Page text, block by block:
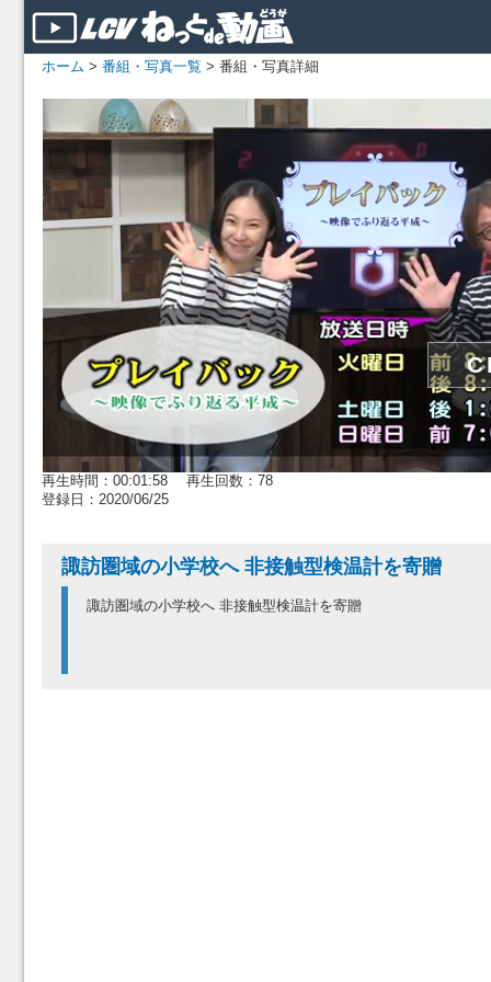
ホーム > 番組・写真一覧 > 番組・写真詳細
再生時間：00:01:58 再生回数：78
登録日：2020/06/25
諏訪圏域の小学校へ 非接触型検温計を寄贈
諏訪圏域の小学校へ 非接触型検温計を寄贈